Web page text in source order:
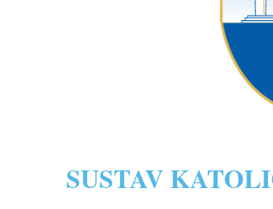
SUSTAV